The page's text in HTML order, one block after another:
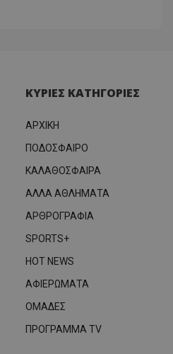
ΚΥΡΙΕΣ ΚΑΤΗΓΟΡΙΕΣ
ΑΡΧΙΚΗ
ΠΟΔΟΣΦΑΙΡΟ
ΚΑΛΑΘΟΣΦΑΙΡΑ
ΑΛΛΑ ΑΘΛΗΜΑΤΑ
ΑΡΘΡΟΓΡΑΦΙΑ
SPORTS+
HOT NEWS
ΑΦΙΕΡΩΜΑΤΑ
ΟΜΑΔΕΣ
ΠΡΟΓΡΑΜΜΑ TV